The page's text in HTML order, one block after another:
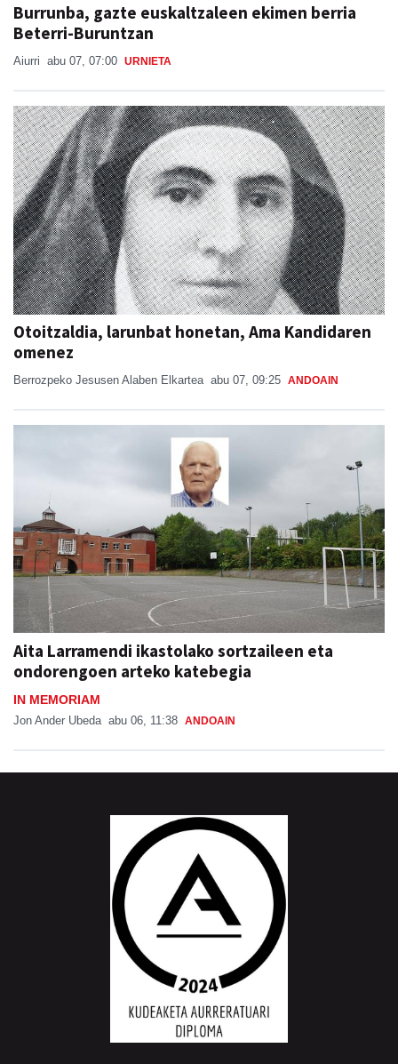
Burrunba, gazte euskaltzaleen ekimen berria
Beterri-Buruntzan
Aiurri abu 07, 07:00 URNIETA
Otoitzaldia, larunbat honetan, Ama Kandidaren
omenez
Berrozpeko Jesusen Alaben Elkartea abu 07, 09:25 ANDOAIN
Aita Larramendi ikastolako sortzaileen eta
ondorengoen arteko katebegia
IN MEMORIAM
Jon Ander Ubeda abu 06, 11:38 ANDOAIN